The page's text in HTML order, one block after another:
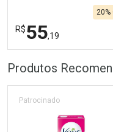
R$55,19
20%
Laboratório
Por Menos
Produtos
Patrocinado